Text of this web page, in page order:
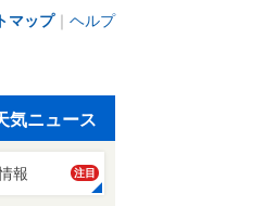
マップ｜ ヘルプ
気ニュース
報 注目